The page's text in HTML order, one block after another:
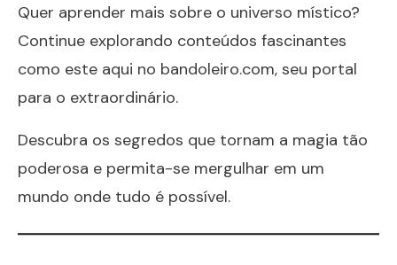
Quer aprender mais sobre o universo místico?
Continue explorando conteúdos fascinantes
como este aqui no bandoleiro.com, seu portal
para o extraordinário.
Descubra os segredos que tornam a magia tão
poderosa e permita-se mergulhar em um
mundo onde tudo é possível.